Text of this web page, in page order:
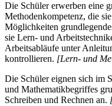
Die Schüler erwerben eine
Methodenkompetenz, die
Möglichkeiten
sie Lern- und
Arbeitsabläufe unter
kontrollieren. [Lern- und
Die Schüler eignen sich im
und Mathematikbegriffes
Schreiben und Rechnen an.